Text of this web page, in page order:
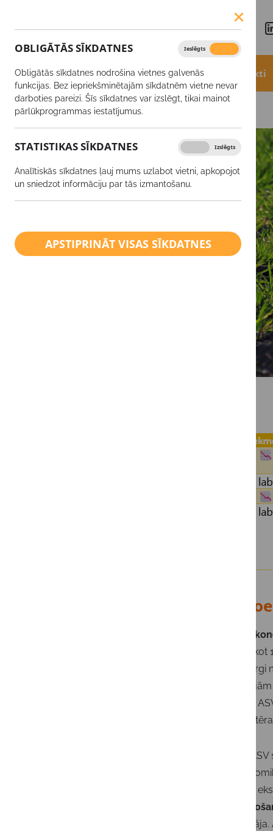
Aktualitātes Akcijas Produkti
Graudu ziņas Graudu tirgus apskats
ASV
pasaulē
kurā
atbildē uz
25% tarifs
Eiropas-
ASV
sfērā ASV
OBLIGĀTĀS SĪKDATNES Ieslēgts
Obligātās sīkdatnes nodrošina vietnes galvenās
funkcijas. Bez iepriekšminētajām sīkdatnēm vietne nevar
darboties pareizi. Šīs sīkdatnes var izslēgt, tikai mainot
pārlūkprogrammas iestatījumus.
STATISTIKAS SĪKDATNES Izslēgts
Analītiskās sīkdatnes ļauj mums uzlabot vietni, apkopojot
un sniedzot informāciju par tās izmantošanu.
APSTIPRINĀT VISAS SĪKDATNES